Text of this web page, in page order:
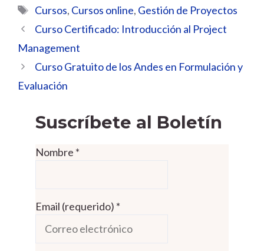
Etiquetas
Cursos, Cursos online, Gestión de Proyectos
Curso Certificado: Introducción al Project
Management
Curso Gratuito de los Andes en Formulación y
Evaluación
Suscríbete al Boletín
Nombre *
Email (requerido) *